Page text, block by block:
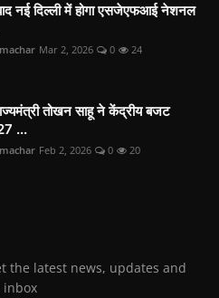
नई दिल्ली में होगा एसजेएफआई नेशनल
Mar 2, 2026 0 24
तोखन साहू ने केंद्रीय बजट
...
Feb 2, 2026 0 20
the latest news, updates and
inbox